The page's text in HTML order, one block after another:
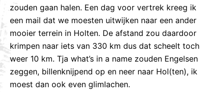
zouden gaan halen. Een dag voor vertrek kreeg ik
een mail dat we moesten uitwijken naar een ander
mooier terrein in Holten. De afstand zou daardoor
krimpen naar iets van 330 km dus dat scheelt toch
weer 10 km. Tja what’s in a name zouden Engelsen
zeggen, billenknijpend op en neer naar Hol(ten), ik
moest dan ook even glimlachen.